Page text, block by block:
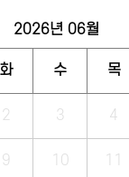
2026년 06월
화 수 목
2 3 4
9 10 11